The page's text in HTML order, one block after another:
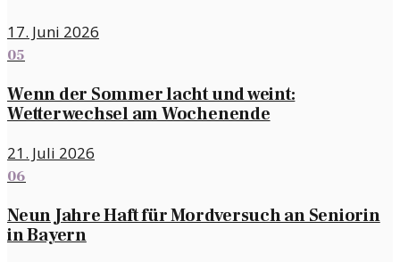
17. Juni 2026
05
Wenn der Sommer lacht und weint:
Wetterwechsel am Wochenende
21. Juli 2026
06
Neun Jahre Haft für Mordversuch an Seniorin
in Bayern